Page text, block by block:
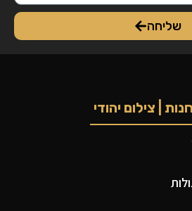
שליחה
חנות | צילום יהודי